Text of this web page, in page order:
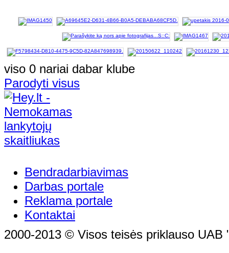
viso 0 nariai dabar klube
Parodyti visus
Bendradarbiavimas
Darbas portale
Reklama portale
Kontaktai
2000-2013 © Visos teisės priklauso UAB